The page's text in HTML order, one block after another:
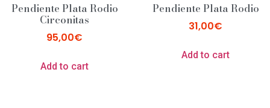
Pendiente Plata Rodio
Circonitas
95,00€
Add to cart
Pendiente Plata Rodio
31,00€
Add to cart